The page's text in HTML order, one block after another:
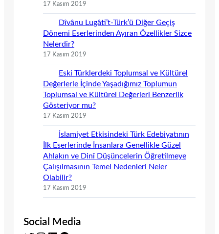
17 Kasım 2019
Dîvânu Lugâti’t-Türk’ü Diğer Geçiş
Dönemi Eserlerinden Ayıran Özellikler Sizce
Nelerdir?
17 Kasım 2019
Eski Türklerdeki Toplumsal ve Kültürel
Değerlerle İçinde Yaşadığımız Toplumun
Toplumsal ve Kültürel Değerleri Benzerlik
Gösteriyor mu?
17 Kasım 2019
İslamiyet Etkisindeki Türk Edebiyatının
İlk Eserlerinde İnsanlara Genellikle Güzel
Ahlakın ve Dinî Düşüncelerin Öğretilmeye
Çalışılmasının Temel Nedenleri Neler
Olabilir?
17 Kasım 2019
Social Media